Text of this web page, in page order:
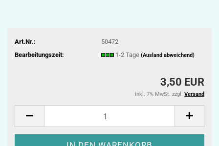
Art.Nr.:
50472
Bearbeitungszeit:
1-2 Tage (Ausland abweichend)
3,50 EUR
inkl. 7% MwSt. zzgl. Versand